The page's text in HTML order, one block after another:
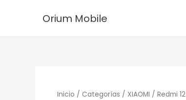
Orium Mobile
Inicio / Categorías / XIAOMI / Redmi 12